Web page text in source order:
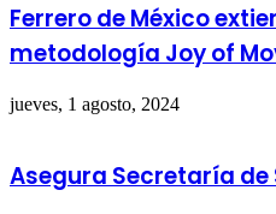
Ferrero de México
metodología Joy of
jueves, 1 agosto, 2024
Asegura Secretaría